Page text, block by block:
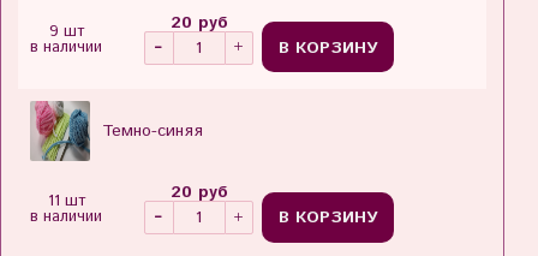
9 шт
в наличии
20 руб
В КОРЗИНУ
Темно-синяя
11 шт
в наличии
20 руб
В КОРЗИНУ